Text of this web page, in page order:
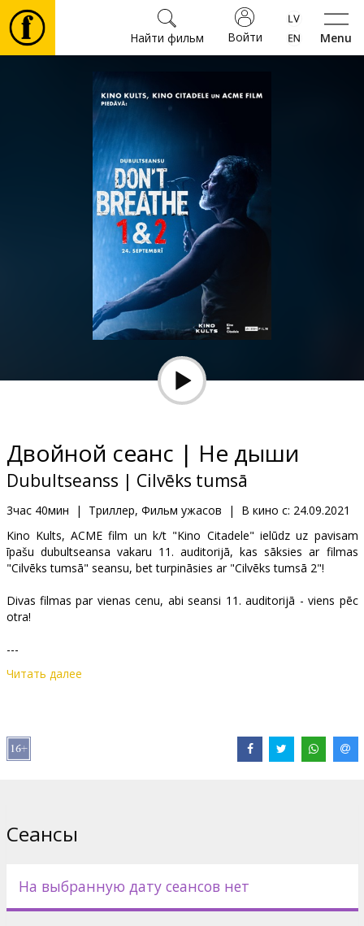
Menu
Войти
Найти фильм
Фильмы
Культура
Мероприятия
Новости
Подарки
Клуб
Двойной сеанс | Не дыши
Dubultseanss | Cilvēks tumsā
3час 40мин | Триллер, Фильм ужасов | В кино с: 24.09.2021
Kino Kults, ACME film un k/t "Kino Citadele" ielūdz uz pavisam
īpašu dubultseansa vakaru 11. auditorijā, kas sāksies ar filmas
"Cilvēks tumsā" seansu, bet turpināsies ar "Cilvēks tumsā 2"!
Divas filmas par vienas cenu, abi seansi 11. auditorijā - viens pēc
otra!
---
Не дыши
целое состояние. Они думали, это будет плевое дельце. Они
ошиблись. В подвале у слепого ветерана оказалось совсем не
поворотов, снял уругвайский режиссер Федерико Альварес,
удачно дебютировавший в Голливуде римейком
Читать далее
Сеансы
На выбранную дату сеансов нет